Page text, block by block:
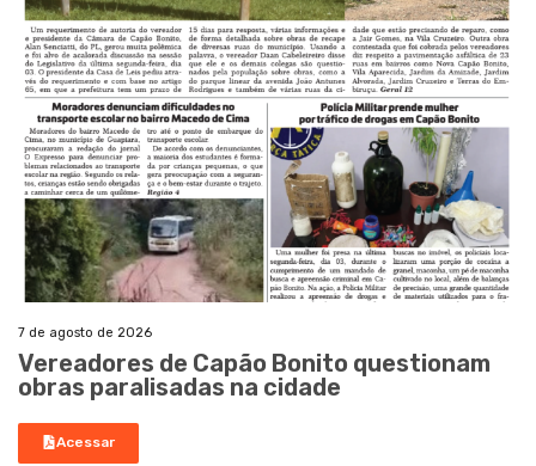
7 de agosto de 2026
Vereadores de Capão Bonito questionam
obras paralisadas na cidade
Acessar